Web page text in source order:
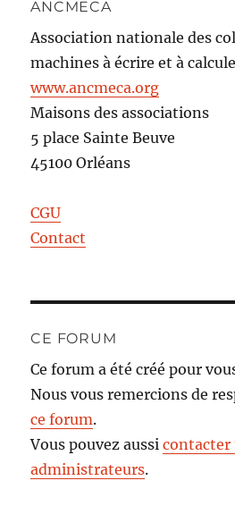
ANCMECA
Association nationale des
machines à écrire et à
www.ancmeca.org
Maisons des associations
5 place Sainte Beuve
45100 Orléans
CGU
Contact
CE FORUM
Ce forum a été créé pour
Nous vous remercions de
ce forum.
Vous pouvez aussicontacter
administrateurs.